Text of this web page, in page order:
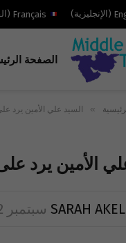
( الإنجليزية)
Français
(
الصفحة
» السيد علي الأمين يرد
الأمين يرد
SARAH AKEL